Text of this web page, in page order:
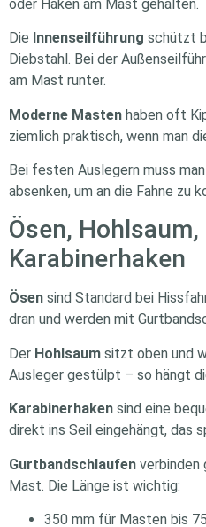
oder Haken am Mast gehalten.
Die Innenseilführung schützt
Diebstahl. Bei der
am Mast runter.
Moderne Masten haben oft
ziemlich praktisch, wenn man
Bei festen Auslegern muss
absenken, um an die Fahne zu
Ösen,
Karabinerhaken
Ösen sind Standard bei
dran und werden mit
Der Hohlsaum sitzt oben und
Ausleger gestülpt – so hängt
Karabinerhaken sind eine
direkt ins Seil eingehängt, das
Gurtbandschlaufen verbinden
Mast. Die Länge ist wichtig:
350 mm für Masten bis